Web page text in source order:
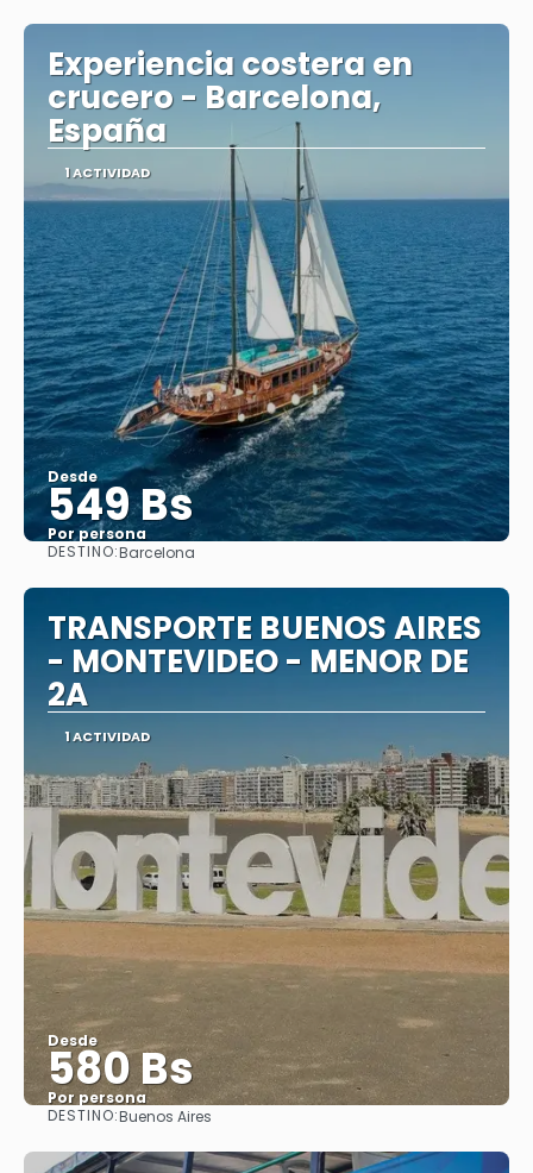
Experiencia costera en
crucero - Barcelona,
España
1 ACTIVIDAD
Desde
549 Bs
Por persona
DESTINO:Barcelona
TRANSPORTE BUENOS AIRES
- MONTEVIDEO - MENOR DE
2A
1 ACTIVIDAD
Desde
580 Bs
Por persona
DESTINO:Buenos Aires